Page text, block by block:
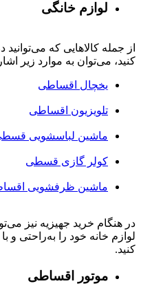
لوازم خانگی
از جمله کالاهایی که
کنید، می‌توان به موارد زیر
یخچال اقساطی
تلویزیون اقساطی
ماشین لباسشویی
کولر گازی قسطی
ماشین ظرفشویی
در هنگام خرید جهیزیه نیز
لوازم خانه خود را به‌راحتی و
کنید.
موتور اقساطی